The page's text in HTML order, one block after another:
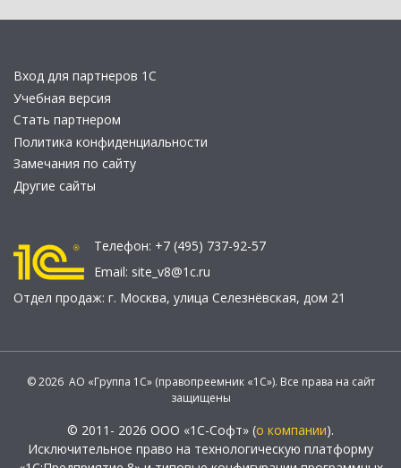
Вход для партнеров 1С
Учебная версия
Стать партнером
Политика конфиденциальности
Замечания по сайту
Другие сайты
Телефон: +7 (495) 737-92-57
Email: site_v8@1c.ru
Отдел продаж: г. Москва, улица Селезнёвская, дом 21
© 2026 АО «Группа 1С» (правопреемник «1С»). Все права на сайт
защищены
© 2011- 2026 ООО «1С-Софт» (о компании).
Исключительное право на технологическую платформу